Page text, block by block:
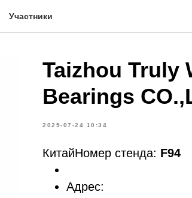
Участники
Taizhou Truly
Bearings
2025-07-24 10:34
КитайНомер стенда: F94
Адрес: